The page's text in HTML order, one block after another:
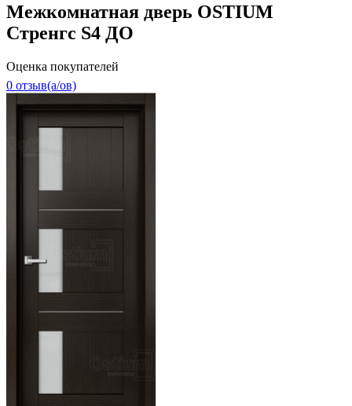
Межкомнатная дверь OSTIUM
Стренгс S4 ДО
Оценка покупателей
0 отзыв(a/ов)